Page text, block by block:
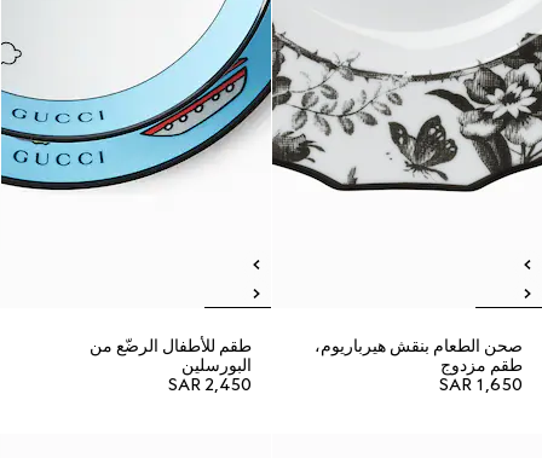
صحن الطعام بنقش هيرباريوم،
طقم مزدوج
SAR 1,650
طقم للأطفال الرضّع من
البورسلين
SAR 2,450